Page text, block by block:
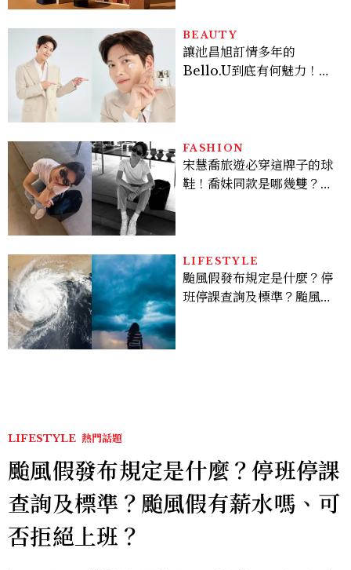
BEAUTY
讓池昌旭訂情多年的
Bello.U到底有何魅力！揭
倦感，超神！
FASHION
宋慧喬旅遊必穿這牌子的球
鞋！喬妹同款是哪幾雙？
LIFESTYLE
颱風假發布規定是什麼？停
班停課查詢及標準？颱風假
LIFESTYLE 熱門話題
颱風假發布規定是什麼？停班停課
查詢及標準？颱風假有薪水嗎、可
否拒絕上班？